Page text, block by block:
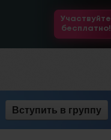
Участвуйте
бесплатно!
Вступить в группу